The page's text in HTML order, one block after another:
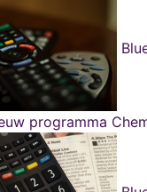
programma